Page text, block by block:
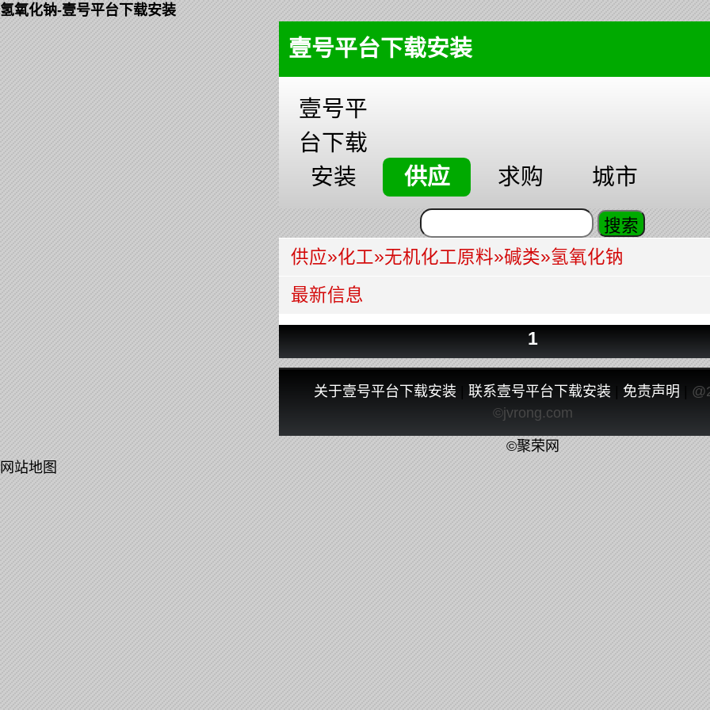
氢氧化钠-壹号平台下载安装
壹号平台下载安装
壹号平
台下载
安装
供应 求购 城市
供应»化工»无机化工原料»碱类»氢氧化钠
最新信息
1
关于壹号平台下载安装 联系壹号平台下载安装 免责声明
©jvrong.com
©聚荣网
网站地图